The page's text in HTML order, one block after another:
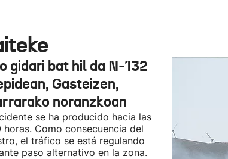
gidari bat hil da N-132
Gasteizen,
noranzkoan
se ha producido hacia las
horas. Como consecuencia del
el tráfico se está regulando
paso alternativo en la zona.